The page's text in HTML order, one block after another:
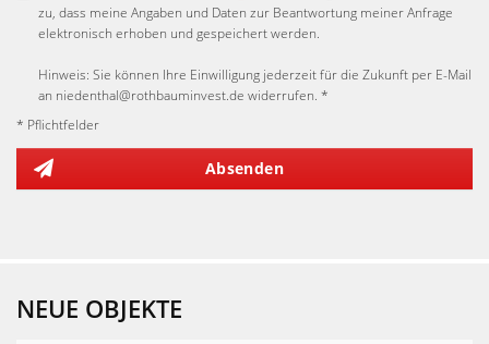
zu, dass meine Angaben und Daten zur Beantwortung meiner Anfrage
elektronisch erhoben und gespeichert werden.
Hinweis: Sie können Ihre Einwilligung jederzeit für die Zukunft per E-Mail
an niedenthal@rothbauminvest.de widerrufen. *
* Pflichtfelder
Absenden
NEUE OBJEKTE